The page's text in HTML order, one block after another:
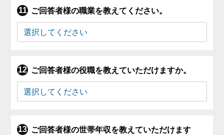
ご回答者様の職業を教えてください。
ご回答者様の役職を教えていただけますか。
ご回答者様の世帯年収を教えていただけます